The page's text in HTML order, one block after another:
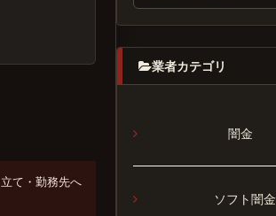
て・勤務先へ
業者カテゴリ
闇金
ソフト闇金